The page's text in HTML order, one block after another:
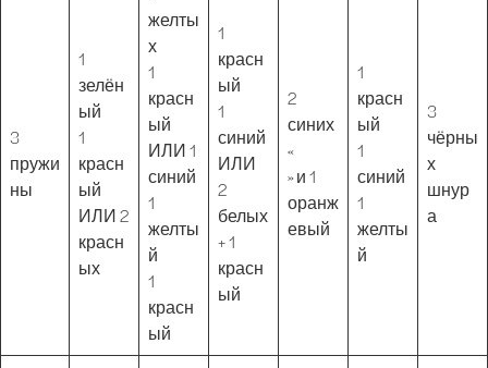
3
пружи
ны
1
зелён
ый
1
красн
ый
ИЛИ 2
красн
ых
желты
х
1
красн
ый
ИЛИ 1
синий
1
желты
й
1
красн
ый
1
красн
ый
1
синий
ИЛИ
2
белых
+ 1
красн
ый
2
синих
«
» и 1
оранж
евый
1
красн
ый
1
синий
1
желты
й
3
чёрны
х
шнур
а